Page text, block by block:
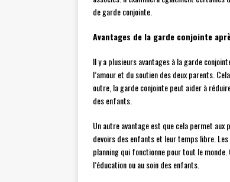
de garde conjointe.
Avantages de la garde conjointe
Il y a plusieurs avantages à la garde
l’amour et du soutien des deux parents.
outre, la garde conjointe peut aider à
des enfants.
Un autre avantage est que cela permet
devoirs des enfants et leur temps libre.
planning qui fonctionne pour tout le
l’éducation ou au soin des enfants.